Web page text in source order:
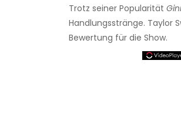
Trotz seiner Popularität
Handlungsstränge. Taylor
Bewertung für die Show.